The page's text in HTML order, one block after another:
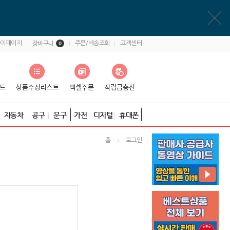
페이지 장바구니 0 주문/배송조회 고객센터
자동차 공구 문구 가전 디지털 휴대폰
홈 로그인